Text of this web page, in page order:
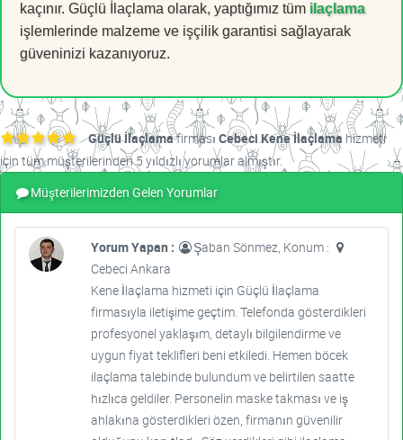
kaçınır. Güçlü İlaçlama olarak, yaptığımız tüm ilaçlama
işlemlerinde malzeme ve işçilik garantisi sağlayarak
güveninizi kazanıyoruz.
Güçlü İlaçlamafirması Cebeci Kene İlaçlama hizmeti
için tüm müşterilerinden 5 yıldızlı yorumlar almıştır.
Müşterilerimizden Gelen Yorumlar
Yorum Yapan :
Şaban Sönmez, Konum :
Cebeci Ankara
Kene İlaçlama hizmeti için Güçlü İlaçlama
firmasıyla iletişime geçtim. Telefonda gösterdikleri
profesyonel yaklaşım, detaylı bilgilendirme ve
uygun fiyat teklifleri beni etkiledi. Hemen böcek
ilaçlama talebinde bulundum ve belirtilen saatte
hızlıca geldiler. Personelin maske takması ve iş
ahlakına gösterdikleri özen, firmanın güvenilir